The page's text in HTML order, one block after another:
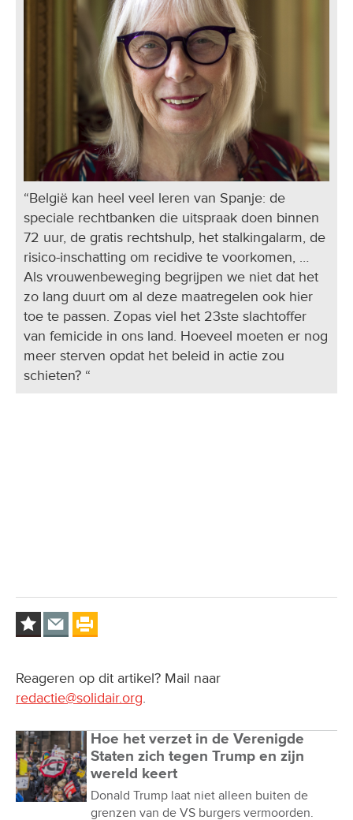
“België kan heel veel leren van Spanje: de
speciale rechtbanken die uitspraak doen binnen
72 uur, de gratis rechtshulp, het stalkingalarm, de
risico-inschatting om recidive te voorkomen, …
Als vrouwenbeweging begrijpen we niet dat het
zo lang duurt om al deze maatregelen ook hier
toe te passen. Zopas viel het 23ste slachtoffer
van femicide in ons land. Hoeveel moeten er nog
meer sterven opdat het beleid in actie zou
schieten? “
Reageren op dit artikel? Mail naar
redactie@solidair.org.
Hoe het verzet in de Verenigde
Staten zich tegen Trump en zijn
wereld keert
Donald Trump laat niet alleen buiten de
grenzen van de VS burgers vermoorden.